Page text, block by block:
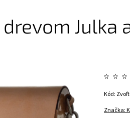
Julka
Značka:
Kód: